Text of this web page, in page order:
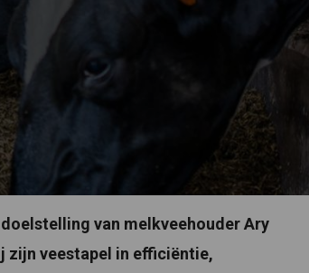
van melkveehouder Ary
zijn veestapel in efficiëntie,